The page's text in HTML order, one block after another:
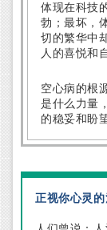
体现在科技
勃；最坏，
切的繁华中
人的喜悦和
空心病的根
是什么力量
的稳妥和盼
正视你心灵的